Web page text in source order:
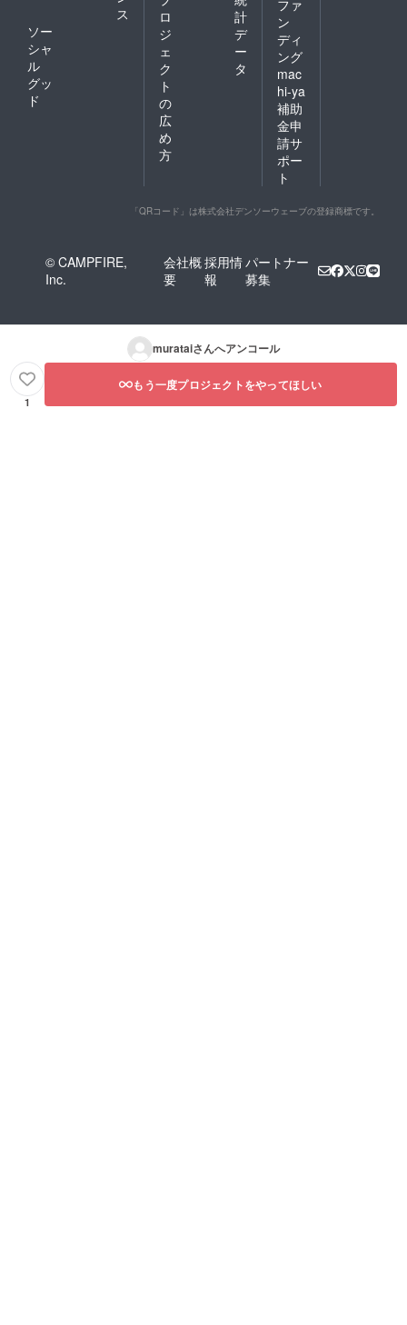
ス
ソー
シャ
ル
グッ
ド
ロ
ジ
ェ
ク
ト
の
広
め
方
計
デ
ー
タ
ファ
ン
ディ
ング
mac
hi-ya
補助
金申
請サ
ポー
ト
「QRコード」は株式会社デンソーウェーブの登録商標です。
© CAMPFIRE,
Inc.
会社概
要
採用情
報
パートナー
募集
murataiさんへアンコール
1
もう一度プロジェクトをやってほしい